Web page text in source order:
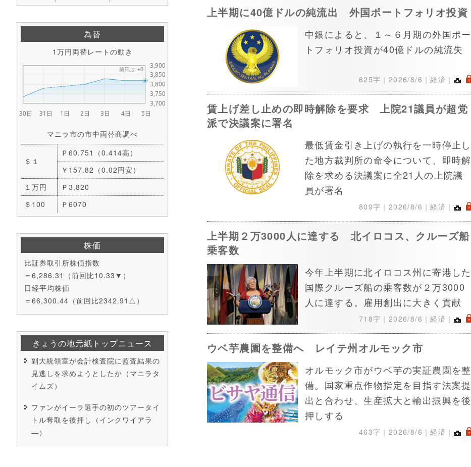
為替
1万円両替レートの動き
マニラ市の市中両替商調べ
＄１
Ｐ60.751（0.414高）
￥157.82（0.02円安）
１万円
Ｐ3,820
＄100
Ｐ6070
株価
比証券取引所株価指数
＝6,286.31（前回比10.33▼）
日経平均株価
＝66,300.44（前回比2342.91△）
きょうの地元紙トップニュース
副大統領室が会計検査院に監査結果の
見逃しを求めようとしたか（マニラタ
イムズ）
ファンがイーラ選手の初のツアータイ
トル奪取を後押し（インクワイアラ
―）
上半期に40億ドルの純流出 外国ポートフォリオ投資
中銀によると、１～６月期の外国ポー
トフォリオ投資が40億ドルの純流失
625字｜ 2026/8/6 ｜経済｜ .
賃上げ差し止めの即時解除を要求 上院21議員が超党
派で決議案に署名
最低賃金引き上げの執行を一時停止し
た地方裁判所の命令について、即時解
除を求める決議案に全21人の上院議
員が署名
809字｜ 2026/8/6 ｜経済｜ .
上半期２万3000人に達する 北イロコス、クルーズ船
乗客数
今年上半期に北イロコス州に寄港した
国際クルーズ船の乗客数が２万3000
人に達する。雇用創出に大きく貢献
718字｜ 2026/8/6 ｜経済｜ .
ウベ芋農園を整備へ レイテ州オルモック市
オルモック市がウベ芋の実証農園を整
備。国家重点作物指定を目指す法案提
出と合わせ、生産拡大と輸出振興を後
押しする
463字｜ 2026/8/6 ｜経済｜ .